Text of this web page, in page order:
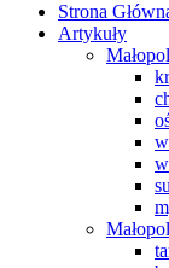
Strona
Artykuły